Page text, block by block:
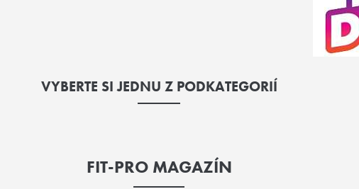
VYBERTE SI JEDNU Z PODKATEGORIÍ
FIT-PRO MAGAZÍN